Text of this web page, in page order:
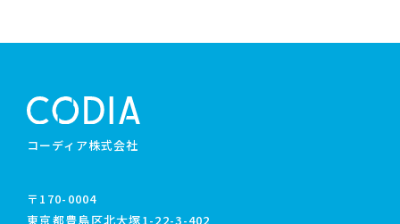
コーディア株式会社
〒170-0004
東京都豊島区北大塚1-22-3-402